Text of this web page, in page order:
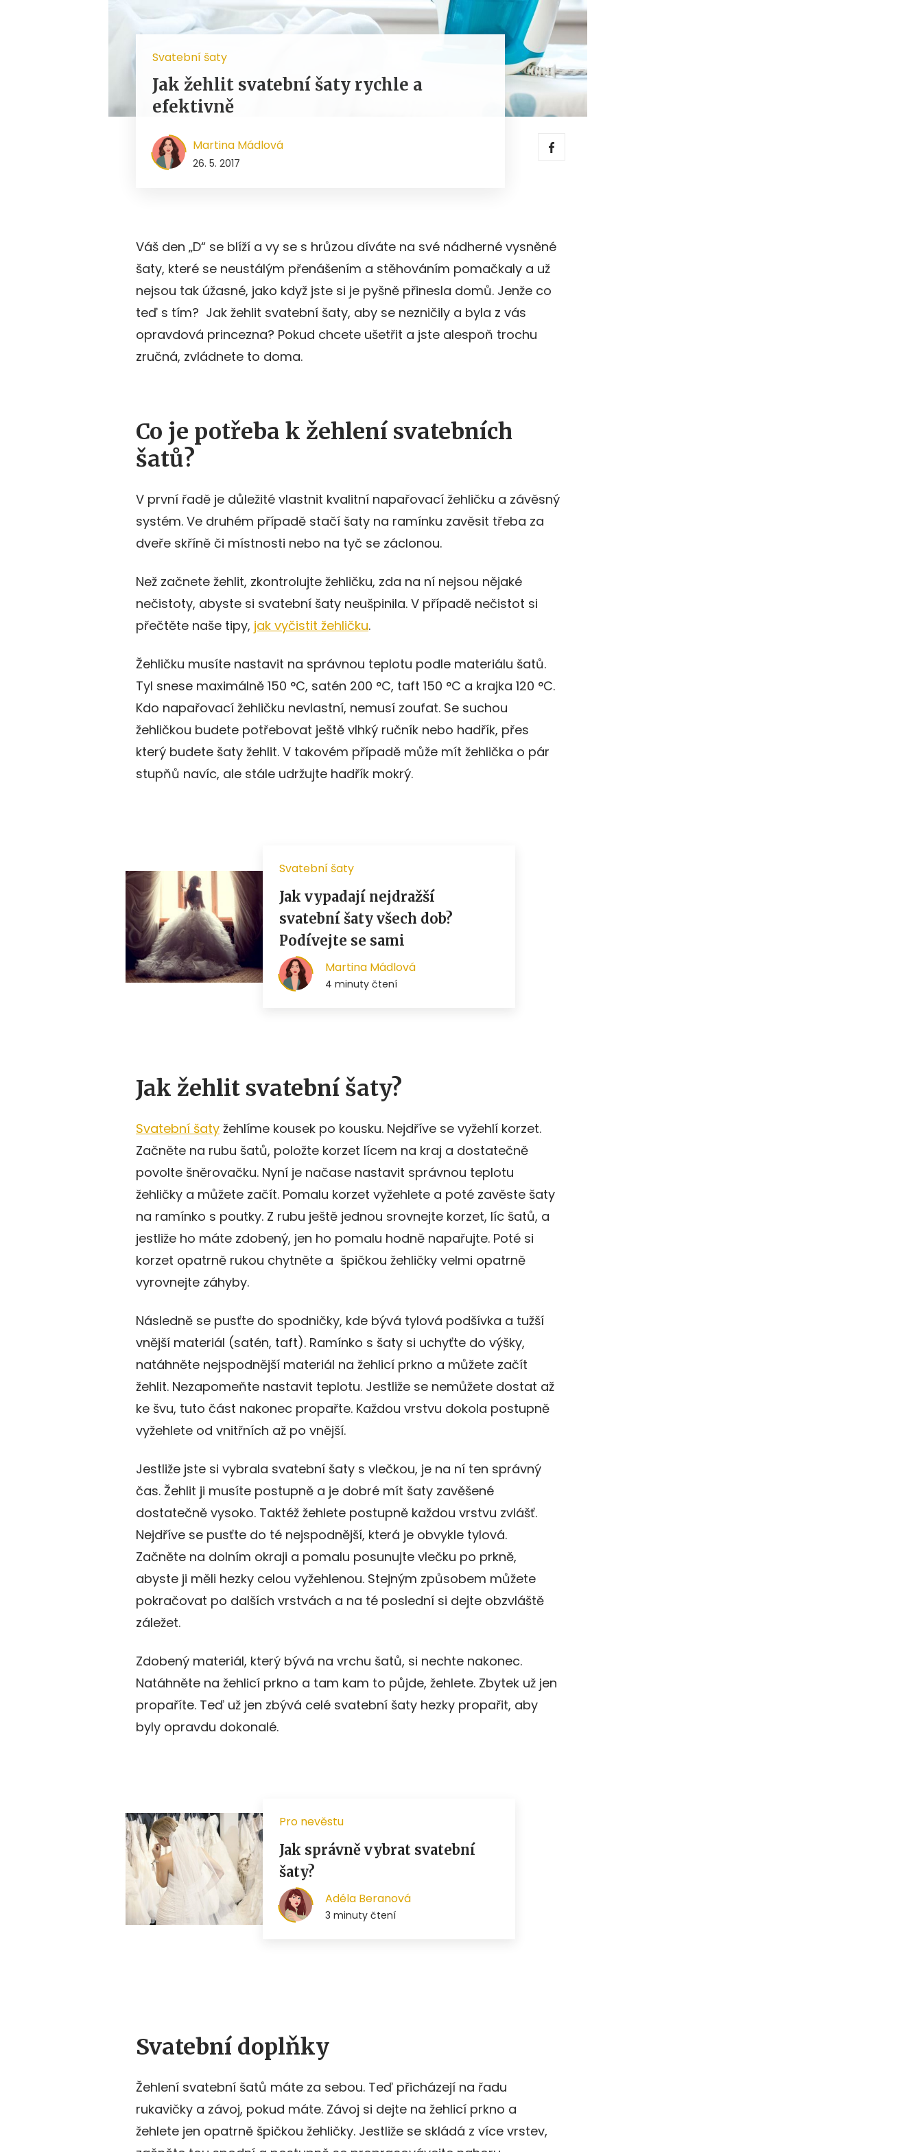
Svatební šaty
Jak žehlit svatební šaty rychle a
efektivně
Martina Mádlová
26. 5. 2017
Váš den „D“ se blíží a vy se s hrůzou díváte na své nádherné vysněné
šaty, které se neustálým přenášením a stěhováním pomačkaly a už
nejsou tak úžasné, jako když jste si je pyšně přinesla domů. Jenže co
teď s tím? Jak žehlit svatební šaty, aby se nezničily a byla z vás
opravdová princezna? Pokud chcete ušetřit a jste alespoň trochu
zručná, zvládnete to doma.
Co je potřeba k žehlení svatebních
šatů?
V první řadě je důležité vlastnit kvalitní napařovací žehličku a závěsný
systém. Ve druhém případě stačí šaty na ramínku zavěsit třeba za
dveře skříně či místnosti nebo na tyč se záclonou.
Než začnete žehlit, zkontrolujte žehličku, zda na ní nejsou nějaké
nečistoty, abyste si svatební šaty neušpinila. V případě nečistot si
přečtěte naše tipy, jak vyčistit žehličku.
Žehličku musíte nastavit na správnou teplotu podle materiálu šatů.
Tyl snese maximálně 150 °C, satén 200 °C, taft 150 °C a krajka 120 °C.
Kdo napařovací žehličku nevlastní, nemusí zoufat. Se suchou
žehličkou budete potřebovat ještě vlhký ručník nebo hadřík, přes
který budete šaty žehlit. V takovém případě může mít žehlička o pár
stupňů navíc, ale stále udržujte hadřík mokrý.
Jak žehlit svatební šaty?
Svatební šaty žehlíme kousek po kousku. Nejdříve se vyžehlí korzet.
Začněte na rubu šatů, položte korzet lícem na kraj a dostatečně
povolte šněrovačku. Nyní je načase nastavit správnou teplotu
žehličky a můžete začít. Pomalu korzet vyžehlete a poté zavěste šaty
na ramínko s poutky. Z rubu ještě jednou srovnejte korzet, líc šatů, a
jestliže ho máte zdobený, jen ho pomalu hodně napařujte. Poté si
korzet opatrně rukou chytněte a špičkou žehličky velmi opatrně
vyrovnejte záhyby.
Následně se pusťte do spodničky, kde bývá tylová podšívka a tužší
vnější materiál (satén, taft). Ramínko s šaty si uchyťte do výšky,
natáhněte nejspodnější materiál na žehlicí prkno a můžete začít
žehlit. Nezapomeňte nastavit teplotu. Jestliže se nemůžete dostat až
ke švu, tuto část nakonec propařte. Každou vrstvu dokola postupně
vyžehlete od vnitřních až po vnější.
Jestliže jste si vybrala svatební šaty s vlečkou, je na ní ten správný
čas. Žehlit ji musíte postupně a je dobré mít šaty zavěšené
dostatečně vysoko. Taktéž žehlete postupně každou vrstvu zvlášť.
Nejdříve se pusťte do té nejspodnější, která je obvykle tylová.
Začněte na dolním okraji a pomalu posunujte vlečku po prkně,
abyste ji měli hezky celou vyžehlenou. Stejným způsobem můžete
pokračovat po dalších vrstvách a na té poslední si dejte obzvláště
záležet.
Zdobený materiál, který bývá na vrchu šatů, si nechte nakonec.
Natáhněte na žehlicí prkno a tam kam to půjde, žehlete. Zbytek už jen
propaříte. Teď už jen zbývá celé svatební šaty hezky propařit, aby
byly opravdu dokonalé.
Svatební doplňky
Žehlení svatební šatů máte za sebou. Teď přicházejí na řadu
rukavičky a závoj, pokud máte. Závoj si dejte na žehlicí prkno a
žehlete jen opatrně špičkou žehličky. Jestliže se skládá z více vrstev,